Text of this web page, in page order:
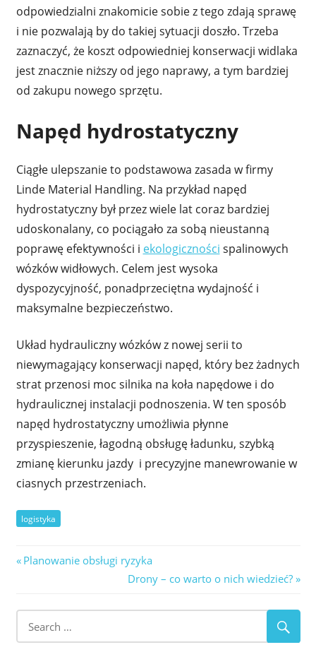
odpowiedzialni znakomicie sobie z tego zdają sprawę
i nie pozwalają by do takiej sytuacji doszło. Trzeba
zaznaczyć, że koszt odpowiedniej konserwacji widlaka
jest znacznie niższy od jego naprawy, a tym bardziej
od zakupu nowego sprzętu.
Napęd hydrostatyczny
Ciągłe ulepszanie to podstawowa zasada w firmy
Linde Material Handling. Na przykład napęd
hydrostatyczny był przez wiele lat coraz bardziej
udoskonalany, co pociągało za sobą nieustanną
poprawę efektywności i ekologiczności spalinowych
wózków widłowych. Celem jest wysoka
dyspozycyjność, ponadprzeciętna wydajność i
maksymalne bezpieczeństwo.
Układ hydrauliczny wózków z nowej serii to
niewymagający konserwacji napęd, który bez żadnych
strat przenosi moc silnika na koła napędowe i do
hydraulicznej instalacji podnoszenia. W ten sposób
napęd hydrostatyczny umożliwia płynne
przyspieszenie, łagodną obsługę ładunku, szybką
zmianę kierunku jazdy i precyzyjne manewrowanie w
ciasnych przestrzeniach.
logistyka
Nawigacja
Previous
Planowanie obsługi ryzyka
Next
Drony – co warto o nich wiedzieć?